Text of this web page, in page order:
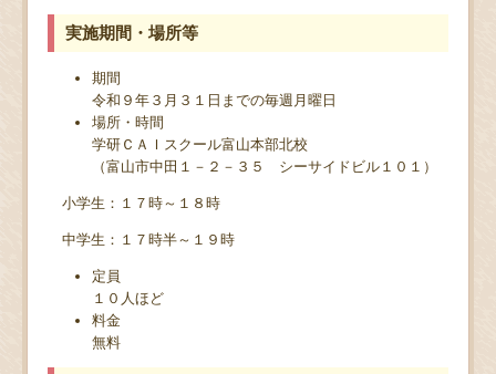
実施期間・場所等
期間
令和９年３月３１日までの毎週月曜日
場所・時間
学研ＣＡＩスクール富山本部北校
（富山市中田１－２－３５ シーサイドビル１０１）
小学生：１７時～１８時
中学生：１７時半～１９時
定員
１０人ほど
料金
無料